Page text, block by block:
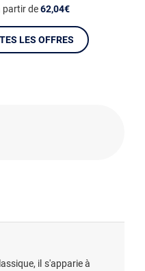
de62,04€
LES OFFRES
il s'apparie à